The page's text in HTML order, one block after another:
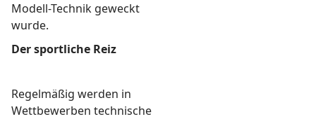
Modell-Technik geweckt
wurde.
Der sportliche Reiz
Regelmäßig werden in
Wettbewerben technische